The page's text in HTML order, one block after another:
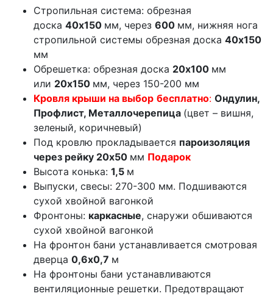
Стропильная система: обрезная
доска 40х150 мм, через 600 мм, нижняя нога
стропильной системы обрезная доска 40х150
мм
Обрешетка: обрезная доска 20х100 мм
или 20х150 мм, через 150-200 мм
Кровля крыши на выбор бесплатно: Ондулин,
Профлист, Металлочерепица (цвет – вишня,
зеленый, коричневый)
Под кровлю прокладывается пароизоляция
через рейку 20х50 мм Подарок
Высота конька: 1,5 м
Выпуски, свесы: 270-300 мм. Подшиваются
сухой хвойной вагонкой
Фронтоны: каркасные, снаружи обшиваются
сухой хвойной вагонкой
На фронтон бани устанавливается смотровая
дверца 0,6х0,7 м
На фронтоны бани устанавливаются
вентиляционные решетки. Предотвращают